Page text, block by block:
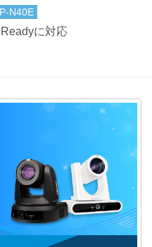
N40E
に対応